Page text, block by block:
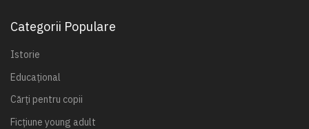
Categorii Populare
Istorie
Educațional
Cărți pentru copii
Ficțiune young adult